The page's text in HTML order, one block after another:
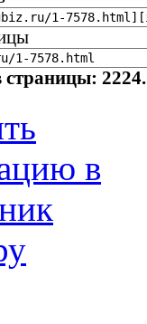
страницы: 2224.